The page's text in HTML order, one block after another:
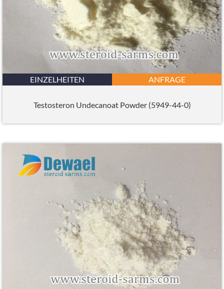
EINZELHEITEN ANFRAGE
Testosteron Undecanoat Powder (5949-44-0)